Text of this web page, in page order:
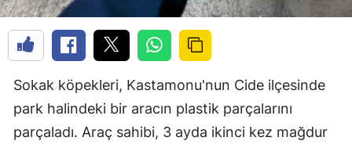
Sokak köpekleri, Kastamonu'nun Cide ilçesinde
park halindeki bir aracın plastik parçalarını
parçaladı. Araç sahibi, 3 ayda ikinci kez mağdur